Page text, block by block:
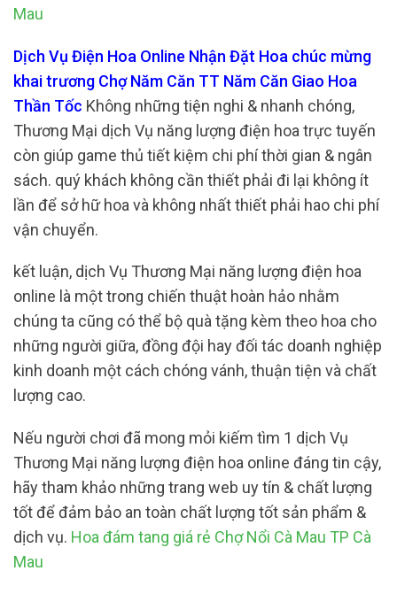
Mau
Dịch Vụ Điện Hoa Online Nhận Đặt Hoa chúc mừng
khai trương Chợ Năm Căn TT Năm Căn Giao Hoa
Thần Tốc Không những tiện nghi & nhanh chóng,
Thương Mại dịch Vụ năng lượng điện hoa trực tuyến
còn giúp game thủ tiết kiệm chi phí thời gian & ngân
sách. quý khách không cần thiết phải đi lại không ít
lần để sở hữ hoa và không nhất thiết phải hao chi phí
vận chuyển.
kết luận, dịch Vụ Thương Mại năng lượng điện hoa
online là một trong chiến thuật hoàn hảo nhằm
chúng ta cũng có thể bộ quà tặng kèm theo hoa cho
những người giữa, đồng đội hay đối tác doanh nghiệp
kinh doanh một cách chóng vánh, thuận tiện và chất
lượng cao.
Nếu người chơi đã mong mỏi kiếm tìm 1 dịch Vụ
Thương Mại năng lượng điện hoa online đáng tin cậy,
hãy tham khảo những trang web uy tín & chất lượng
tốt để đảm bảo an toàn chất lượng tốt sản phẩm &
dịch vụ. Hoa đám tang giá rẻ Chợ Nổi Cà Mau TP Cà
Mau